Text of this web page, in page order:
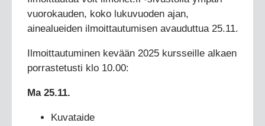
vuorokauden, koko lukuvuoden ajan,
ainealueiden ilmoittautumisen avauduttua 25.11.
Ilmoittautuminen kevään 2025 kursseille alkaen
porrastetusti klo 10.00:
Ma 25.11.
Kuvataide